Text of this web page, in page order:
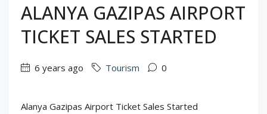
ALANYA GAZIPAS AIRPORT
TICKET SALES STARTED
6 years ago Tourism 0
Alanya Gazipas Airport Ticket Sales Started